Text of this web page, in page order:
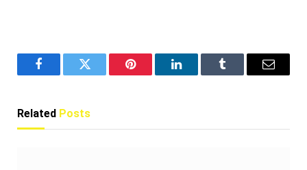
FacebookTwitter Pinterest LinkedInTumblr Email
Related Posts